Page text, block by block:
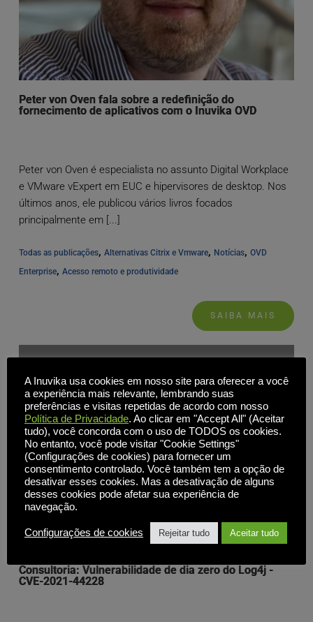
Peter von Oven fala sobre a redefinição do
fornecimento de aplicativos com o Inuvika OVD
Peter von Oven é especialista no assunto Digital Workplace
e VMware vExpert em EUC e hipervisores de desktop. Nos
últimos anos, ele publicou vários livros focados
principalmente em [...]
Todas as publicações, Alternativas Citrix e Vmware, Notícias, OVD
Enterprise, Acesso remoto e produtividade
SAIBA MAIS
Consultoria: Vulnerabilidade de dia zero do Log4j -
CVE-2021-44228
A Inuvika usa cookies em nosso site para oferecer a você
a experiência mais relevante, lembrando suas
preferências e visitas repetidas de acordo com nosso
Política de Privacidade. Ao clicar em "Accept All" (Aceitar
tudo), você concorda com o uso de TODOS os cookies.
No entanto, você pode visitar "Cookie Settings"
(Configurações de cookies) para fornecer um
consentimento controlado. Você também tem a opção de
desativar esses cookies. Mas a desativação de alguns
desses cookies pode afetar sua experiência de
navegação.
Configurações de cookies Rejeitar tudo Aceitar tudo